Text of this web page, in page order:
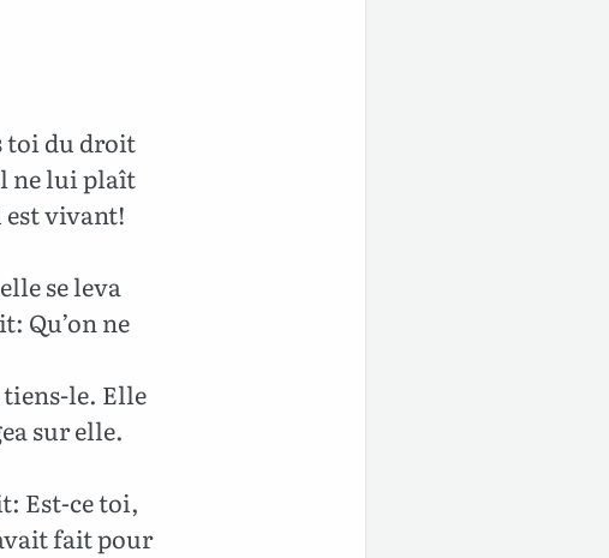
toi du droit
ne lui plaît
est vivant!
se leva
Qu’on ne
le. Elle
sur elle.
Est-ce toi,
fait pour